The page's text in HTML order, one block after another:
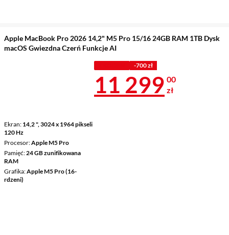
Apple MacBook Pro 2026 14,2" M5 Pro 15/16 24GB RAM 1TB Dysk
macOS Gwiezdna Czerń Funkcje AI
Ekran 14,2 ", 3024 x 1964 pikseli
120 Hz
Procesor Apple M5 Pro
Pamięć 24 GB zunifikowana
RAM
Grafika Apple M5 Pro (16-
rdzeni)
-700 zł
Cena 11 299
11 299 00
zł